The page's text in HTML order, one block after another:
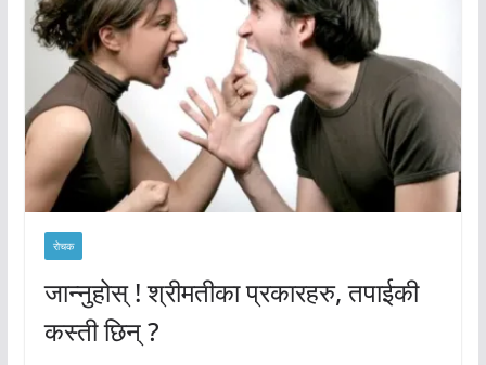
रोचक
जान्नुहोस् ! श्रीमतीका प्रकारहरु, तपाईकी
कस्ती छिन् ?